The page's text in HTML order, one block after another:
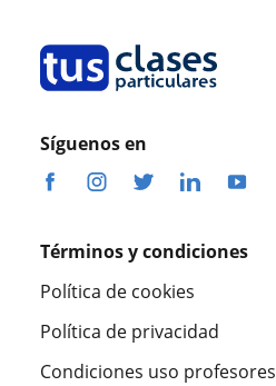
Síguenos en
Términos y condiciones
Política de cookies
Política de privacidad
Condiciones uso profesores